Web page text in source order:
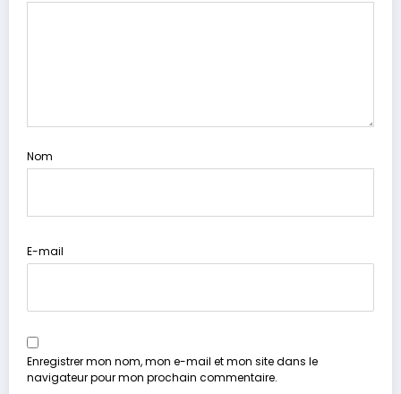
Nom
E-mail
Enregistrer mon nom, mon e-mail et mon site dans le
navigateur pour mon prochain commentaire.